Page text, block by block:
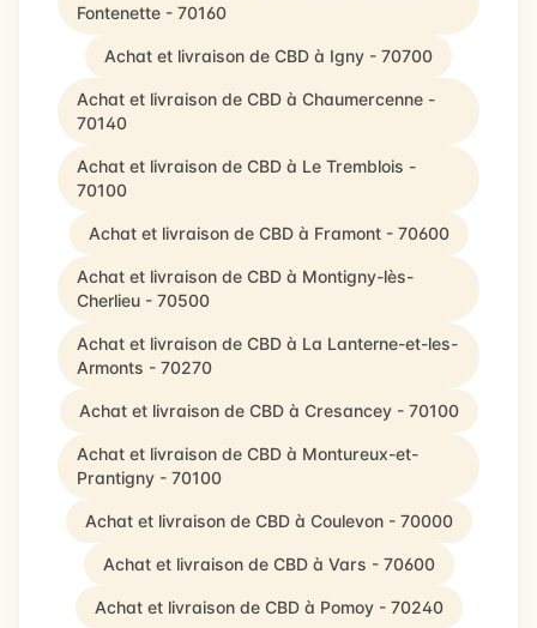
Fontenette - 70160
Achat et livraison de CBD à Igny - 70700
Achat et livraison de CBD à Chaumercenne -
70140
Achat et livraison de CBD à Le Tremblois -
70100
Achat et livraison de CBD à Framont - 70600
Achat et livraison de CBD à Montigny-lès-
Cherlieu - 70500
Achat et livraison de CBD à La Lanterne-et-les-
Armonts - 70270
Achat et livraison de CBD à Cresancey - 70100
Achat et livraison de CBD à Montureux-et-
Prantigny - 70100
Achat et livraison de CBD à Coulevon - 70000
Achat et livraison de CBD à Vars - 70600
Achat et livraison de CBD à Pomoy - 70240